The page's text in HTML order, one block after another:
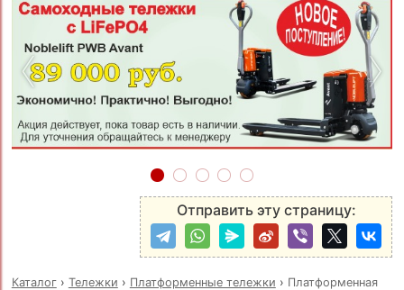
‹ ›
Отправить эту страницу:
Каталог› Тележки › Платформенные тележки › Платформенная